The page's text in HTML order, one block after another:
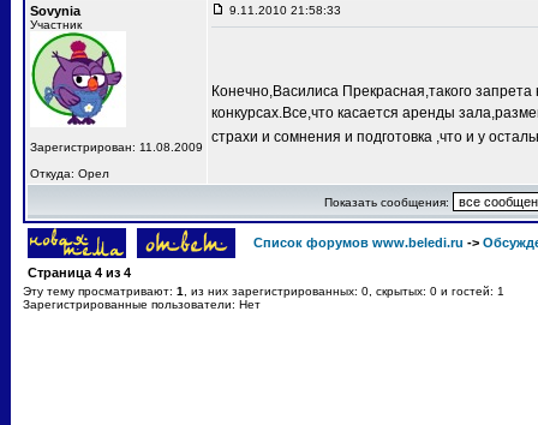
Sovynia
Участник
Зарегистрирован: 11.08.2009
Откуда: Орел
9.11.2010 21:58:33
Конечно,Василиса Прекрасная,такого
конкурсах.Все,что касается аренды
страхи и сомнения и подготовка ,что и у
Показать сообщения:
Список форумов www.beledi.ru ->
Страница 4 из 4
Эту тему просматривают: 1
, из них зарегистрированных: 0, скрытых: 0 и гостей: 1
Зарегистрированные пользователи: Нет